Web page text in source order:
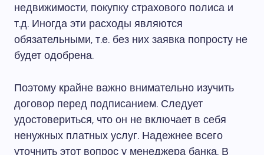
недвижимости, покупку страхового полиса и
т.д. Иногда эти расходы являются
обязательными, т.е. без них заявка попросту не
будет одобрена.
Поэтому крайне важно внимательно изучить
договор перед подписанием. Следует
удостовериться, что он не включает в себя
ненужных платных услуг. Надежнее всего
уточнить этот вопрос у менеджера банка. В